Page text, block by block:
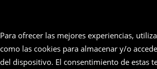
Para ofrecer las mejores experiencias,
como las cookies para almacenar y/o
del dispositivo. El consentimiento de estas